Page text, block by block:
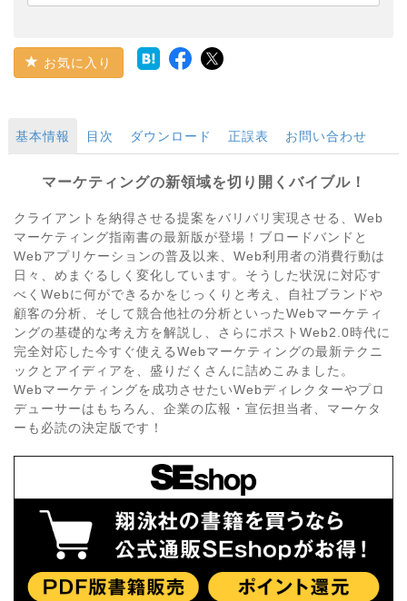
お気に入り
基本情報 目次 ダウンロード 正誤表 お問い合わせ
マーケティングの新領域を切り開くバイブル！
クライアントを納得させる提案をバリバリ実現させる、Web
マーケティング指南書の最新版が登場！ブロードバンドと
Webアプリケーションの普及以来、Web利用者の消費行動は
日々、めまぐるしく変化しています。そうした状況に対応す
べくWebに何ができるかをじっくりと考え、自社ブランドや
顧客の分析、そして競合他社の分析といったWebマーケティ
ングの基礎的な考え方を解説し、さらにポストWeb2.0時代に
完全対応した今すぐ使えるWebマーケティングの最新テクニ
ックとアイディアを、盛りだくさんに詰めこみました。
Webマーケティングを成功させたいWebディレクターやプロ
デューサーはもちろん、企業の広報・宣伝担当者、マーケタ
ーも必読の決定版です！